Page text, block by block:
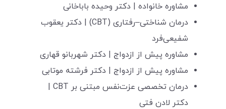
مشاوره خانواده | دکتر وحیده باباخانی
درمان شناختی–رفتاری (CBT) | دکتر یعقوب
شفیعی‌فرد
مشاوره پیش از ازدواج | دکتر شهربانو قهاری
مشاوره پیش از ازدواج | دکتر فرشته موتابی
دکتر لادن فتی